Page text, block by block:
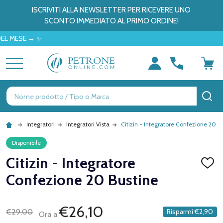
ISCRIVITI ALLA NEWSLETTER PER RICEVERE UNO
SCONTO IMMEDIATO AL PRIMO ORDINE!
→ ✨
Ricerca
Integratori Integratori Vista Citizin - Integratore Confezione 20
Disponibile
Citizin - Integratore
Confezione 20 Bustine
€29,00
Ora a€26,10 Risparmi €2,90